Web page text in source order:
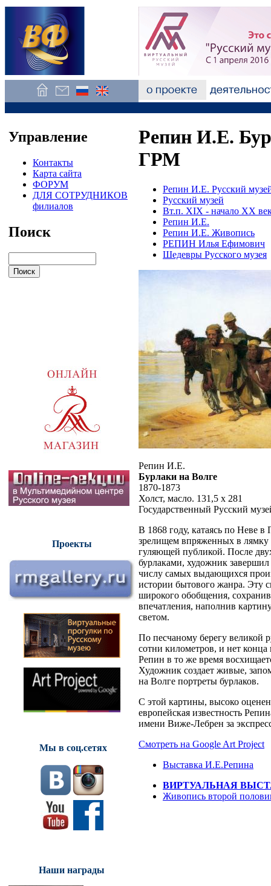
Управление
Контакты
Карта сайта
ФОРУМ
ДЛЯ СОТРУДНИКОВ
филиалов
Поиск
Проекты
Мы в соц.сетях
Наши награды
Репин И.Е.
ГРМ
Репин И.Е. Русский
Русский музей
Вт.п. XIX - начало XX
Репин И.Е.
Репин И.Е. Живопись
РЕПИН Илья Ефимович
Шедевры Русского музея
Репин И.Е.
Бурлаки на Волге
1870-1873
Холст, масло. 131,5 x 281
Государственный Русский
В 1868 году, катаясь по Неве
зрелищем впряженных в лямку
гуляющей публикой. После
бурлаками, художник
числу самых выдающихся
истории бытового жанра. Эту
широкого обобщения,
впечатления, наполнив
светом.
По песчаному берегу великой
сотни километров, и нет
Репин в то же время
Художник создает живые,
на Волге портреты бурлаков.
С этой картины, высоко
европейская известность
имени Виже-Лебрен за
Смотреть на Google Art Project
Выставка И.Е.Репина
ВИРТУАЛЬНАЯ
Живопись второй